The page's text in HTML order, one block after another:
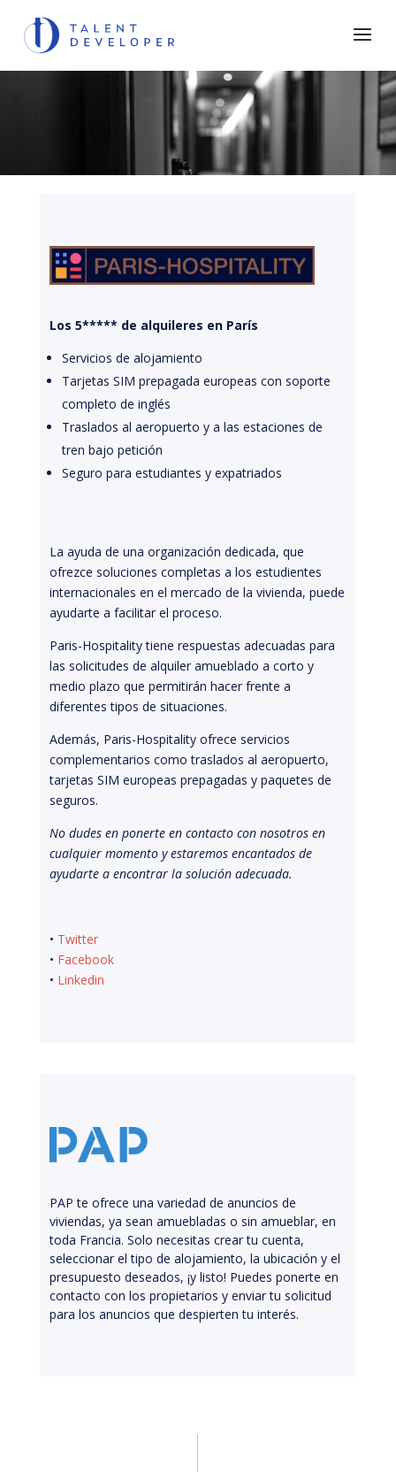
Los 5***** de alquileres en París
Servicios de alojamiento
Tarjetas SIM prepagada europeas con soporte
completo de inglés
Traslados al aeropuerto y a las estaciones de
tren bajo petición
Seguro para estudiantes y expatriados
La ayuda de una organización dedicada, que
ofrezce soluciones completas a los estudientes
internacionales en el mercado de la vivienda, puede
ayudarte a facilitar el proceso.
Paris-Hospitality tiene respuestas adecuadas para
las solicitudes de alquiler amueblado a corto y
medio plazo que permitirán hacer frente a
diferentes tipos de situaciones.
Además, Paris-Hospitality ofrece servicios
complementarios como traslados al aeropuerto,
tarjetas SIM europeas prepagadas y paquetes de
seguros.
No dudes en ponerte en contacto con nosotros en
cualquier momento y estaremos encantados de
ayudarte a encontrar la solución adecuada.
• Twitter
• Facebook
• Linkedin
PAP te ofrece una variedad de anuncios de
viviendas, ya sean amuebladas o sin amueblar, en
toda Francia. Solo necesitas crear tu cuenta,
seleccionar el tipo de alojamiento, la ubicación y el
presupuesto deseados, ¡y listo! Puedes ponerte en
contacto con los propietarios y enviar tu solicitud
para los anuncios que despierten tu interés.